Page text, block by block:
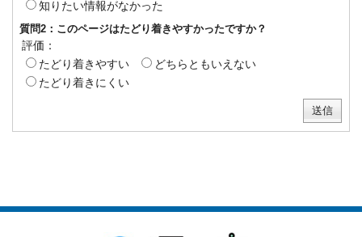
知りたい情報がなかった
質問2：このページはたどり着きやすかったですか？
評価：
たどり着きやすい
どちらともいえない
たどり着きにくい